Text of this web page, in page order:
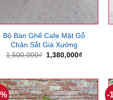
Bộ Bàn Ghế Cafe Mặt Gỗ
Chân Sắt Giá Xưởng
1,500,000₫ Giá
1,380,000₫Giá
-